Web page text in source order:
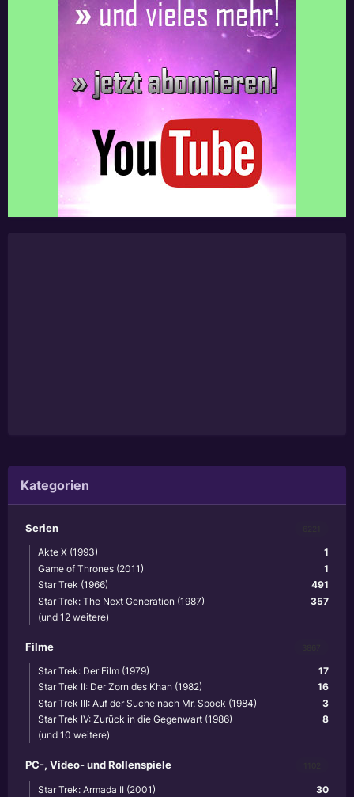
Kategorien
Serien
1
Akte X (1993)
1
Game of Thrones (2011)
491
Star Trek (1966)
357
Star Trek: The Next Generation (1987)
(und 12 weitere)
Filme
17
Star Trek: Der Film (1979)
16
Star Trek II: Der Zorn des Khan (1982)
3
Star Trek III: Auf der Suche nach Mr. Spock (1984)
8
Star Trek IV: Zurück in die Gegenwart (1986)
(und 10 weitere)
PC-, Video- und Rollenspiele
30
Star Trek: Armada II (2001)